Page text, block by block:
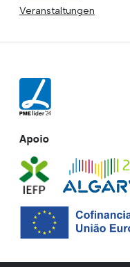
Veranstaltungen
Apoio